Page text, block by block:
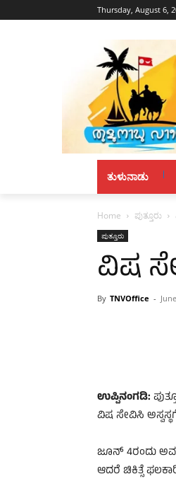
Thursday, August 6,
ತುಳುನಾಡು
Home ಪುತ್ತೂರು
ಪುತ್ತೂರು
ವಿಷ
By TNVOffice -
ಉಪ್ಪಿನಂಗಡಿ:
ವಿಷ ಸೇವಿಸಿ
ಜೂನ್ 4ರಂದು
ಆದರೆ ಚಿಕಿತ್ಸೆ